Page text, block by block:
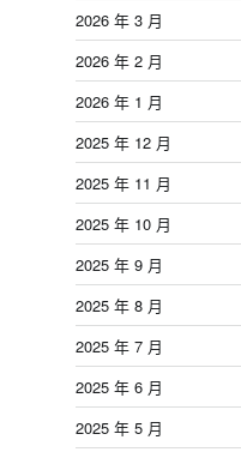
2026 年 3 月
2026 年 2 月
2026 年 1 月
2025 年 12 月
2025 年 11 月
2025 年 10 月
2025 年 9 月
2025 年 8 月
2025 年 7 月
2025 年 6 月
2025 年 5 月